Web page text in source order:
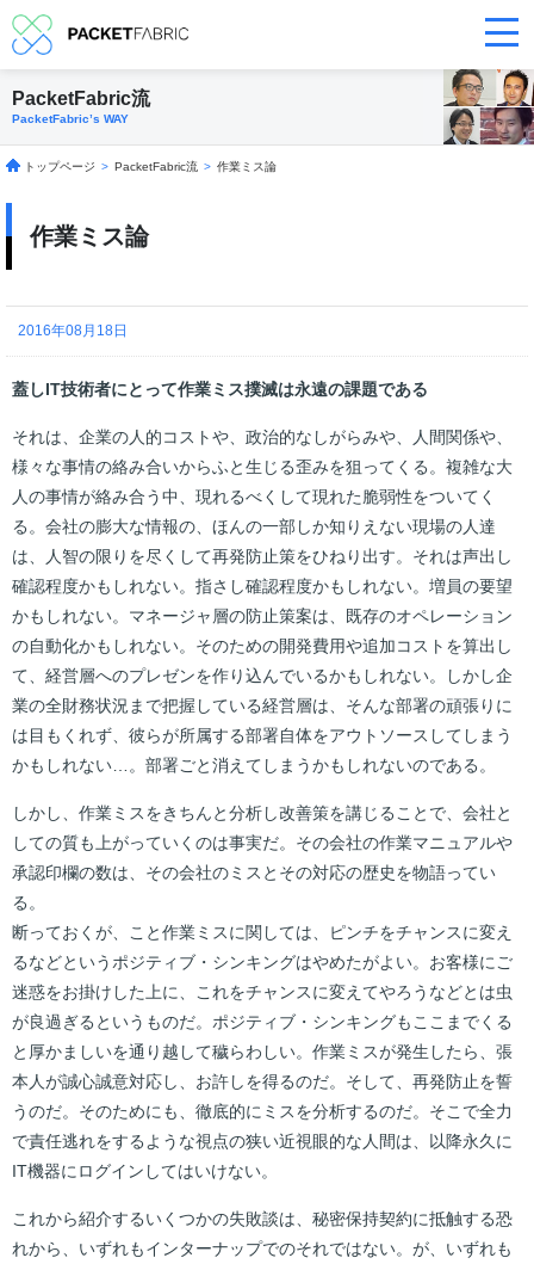
PacketFabric流
PacketFabric’s WAY
トップページ > PacketFabric流 > 作業ミス論
作業ミス論
2016年08月18日
蓋しIT技術者にとって作業ミス撲滅は永遠の課題である
それは、企業の人的コストや、政治的なしがらみや、人間関係や、
様々な事情の絡み合いからふと生じる歪みを狙ってくる。複雑な大
人の事情が絡み合う中、現れるべくして現れた脆弱性をついてく
る。会社の膨大な情報の、ほんの一部しか知りえない現場の人達
は、人智の限りを尽くして再発防止策をひねり出す。それは声出し
確認程度かもしれない。指さし確認程度かもしれない。増員の要望
かもしれない。マネージャ層の防止策案は、既存のオペレーション
の自動化かもしれない。そのための開発費用や追加コストを算出し
て、経営層へのプレゼンを作り込んでいるかもしれない。しかし企
業の全財務状況まで把握している経営層は、そんな部署の頑張りに
は目もくれず、彼らが所属する部署自体をアウトソースしてしまう
かもしれない…。部署ごと消えてしまうかもしれないのである。
しかし、作業ミスをきちんと分析し改善策を講じることで、会社と
しての質も上がっていくのは事実だ。その会社の作業マニュアルや
承認印欄の数は、その会社のミスとその対応の歴史を物語ってい
る。
断っておくが、こと作業ミスに関しては、ピンチをチャンスに変え
るなどというポジティブ・シンキングはやめたがよい。お客様にご
迷惑をお掛けした上に、これをチャンスに変えてやろうなどとは虫
が良過ぎるというものだ。ポジティブ・シンキングもここまでくる
と厚かましいを通り越して穢らわしい。作業ミスが発生したら、張
本人が誠心誠意対応し、お許しを得るのだ。そして、再発防止を誓
うのだ。そのためにも、徹底的にミスを分析するのだ。そこで全力
で責任逃れをするような視点の狭い近視眼的な人間は、以降永久に
IT機器にログインしてはいけない。
これから紹介するいくつかの失敗談は、秘密保持契約に抵触する恐
れから、いずれもインターナップでのそれではない。が、いずれも